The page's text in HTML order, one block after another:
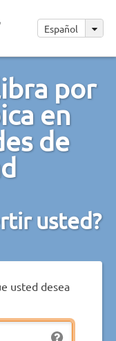
Español
por
en
de
usted?
usted desea